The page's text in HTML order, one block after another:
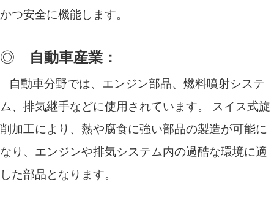
かつ安全に機能します。
◎ 自動車産業：
自動車分野では、エンジン部品、燃料噴射システ
ム、排気継手などに使用されています。 スイス式旋
削加工により、熱や腐食に強い部品の製造が可能に
なり、エンジンや排気システム内の過酷な環境に適
した部品となります。